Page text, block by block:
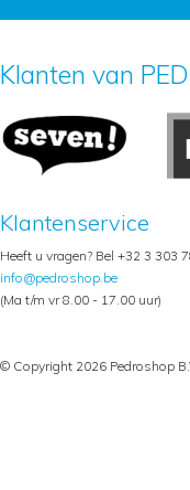
Klanten van
Klantenservice
Heeft u vragen? Bel +32 3 303
info@pedroshop.be
(Ma t/m vr 8.00 - 17.00 uur)
© Copyright 2026 Pedroshop